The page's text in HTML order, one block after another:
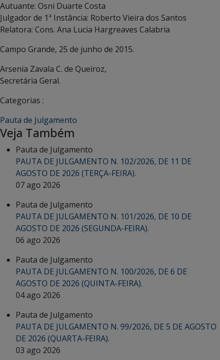
Autuante: Osni Duarte Costa
Julgador de 1ª Instância: Roberto Vieira dos Santos
Relatora: Cons. Ana Lucia Hargreaves Calabria
Campo Grande, 25 de junho de 2015.
Arsenia Zavala C. de Queiroz,
Secretária Geral.
Categorias :
Pauta de Julgamento
Veja Também
Pauta de Julgamento
PAUTA DE JULGAMENTO N. 102/2026, DE 11 DE
AGOSTO DE 2026 (TERÇA-FEIRA).
07 ago 2026
Pauta de Julgamento
PAUTA DE JULGAMENTO N. 101/2026, DE 10 DE
AGOSTO DE 2026 (SEGUNDA-FEIRA).
06 ago 2026
Pauta de Julgamento
PAUTA DE JULGAMENTO N. 100/2026, DE 6 DE
AGOSTO DE 2026 (QUINTA-FEIRA).
04 ago 2026
Pauta de Julgamento
PAUTA DE JULGAMENTO N. 99/2026, DE 5 DE AGOSTO
DE 2026 (QUARTA-FEIRA).
03 ago 2026